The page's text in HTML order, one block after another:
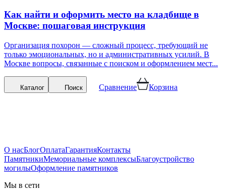
Как найти и оформить место на кладбище в
Москве: пошаговая инструкция
Организация похорон — сложный процесс, требующий не
только эмоциональных, но и административных усилий. В
Москве вопросы, связанные с поиском и оформлением мест...
Каталог Поиск Сравнение Корзина
О насБлогОплатаГарантияКонтакты
ПамятникиМемориальные комплексыБлагоустройство
могилыОформление памятников
Мы в сети